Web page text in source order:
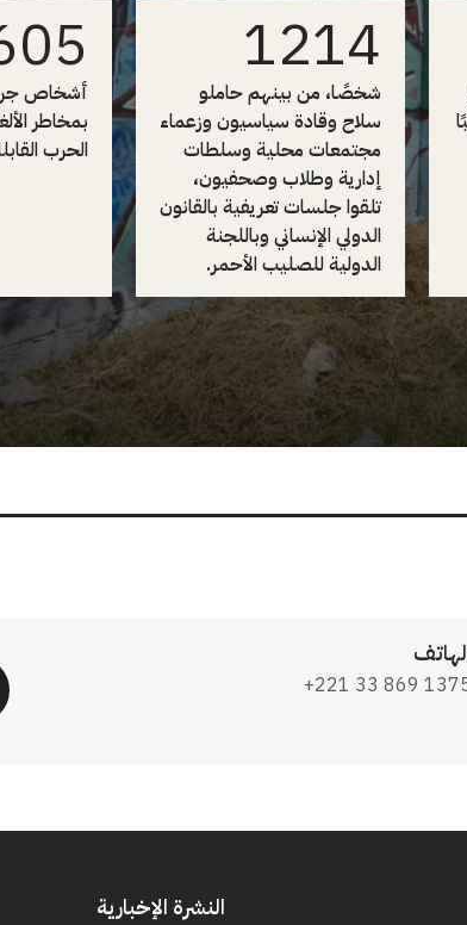
1214
شخصًا، من بينهم حاملو
سلاح وقادة سياسيون وزعماء
مجتمعات محلية وسلطات
إدارية وطلاب وصحفيون،
تلقوا جلسات تعريفية بالقانون
الدولي الإنساني وباللجنة
الدولية للصليب الأحمر.
أشخاص
بمخاطر
الحرب
+221 33 869
النشرة الإخبارية